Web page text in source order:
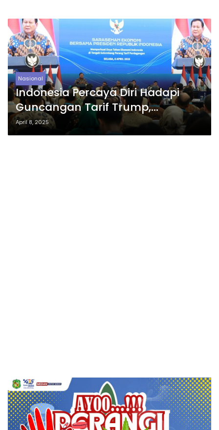
Nasional
Indonesia Percaya Diri Hadapi
Guncangan Tarif Trump,
Prabowo: Kita Kuat dan Bisa
April 8, 2025